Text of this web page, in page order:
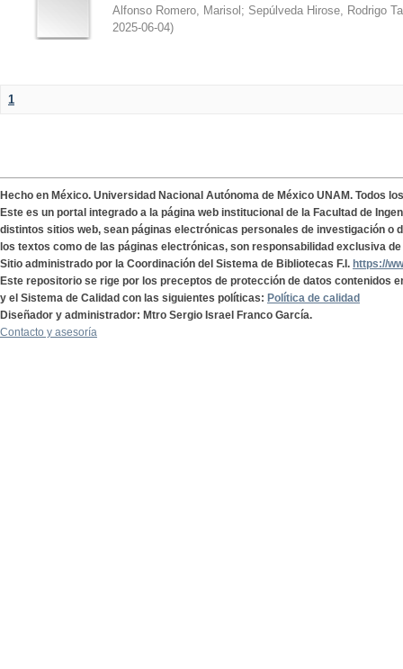
Alfonso Romero, Marisol ; Sepúlveda Hirose, Rodrigo
2025-06-04)
1
Hecho en México. Universidad Nacional Autónoma de México UNAM. Todos
Este es un portal integrado a la página web institucional de la Facultad de
distintos sitios web, sean páginas electrónicas personales de investigación o
los textos como de las páginas electrónicas, son responsabilidad exclusiva
Sitio administrado por la Coordinación del Sistema de Bibliotecas F.I. https://
Este repositorio se rige por los preceptos de protección de datos contenidos
y el Sistema de Calidad con las siguientes políticas: Política de calidad
Diseñador y administrador: Mtro Sergio Israel Franco García.
Contacto y asesoría